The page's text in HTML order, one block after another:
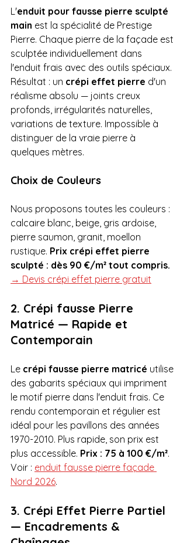
L'enduit pour fausse pierre sculpté
main est la spécialité de Prestige
Pierre. Chaque pierre de la façade est
sculptée individuellement dans
l'enduit frais avec des outils spéciaux.
Résultat : un crépi effet pierre d'un
réalisme absolu — joints creux
profonds, irrégularités naturelles,
variations de texture. Impossible à
distinguer de la vraie pierre à
quelques mètres.
Choix de Couleurs
Nous proposons toutes les couleurs :
calcaire blanc, beige, gris ardoise,
pierre saumon, granit, moellon
rustique. Prix crépi effet pierre
sculpté : dès 90 €/m² tout compris.
→ Devis crépi effet pierre gratuit
2. Crépi fausse Pierre
Matricé — Rapide et
Contemporain
Le crépi fausse pierre matricé utilise
des gabarits spéciaux qui impriment
le motif pierre dans l'enduit frais. Ce
rendu contemporain et régulier est
idéal pour les pavillons des années
1970-2010. Plus rapide, son prix est
plus accessible. Prix : 75 à 100 €/m².
Voir : enduit fausse pierre façade
Nord 2026.
3. Crépi Effet Pierre Partiel
— Encadrements &